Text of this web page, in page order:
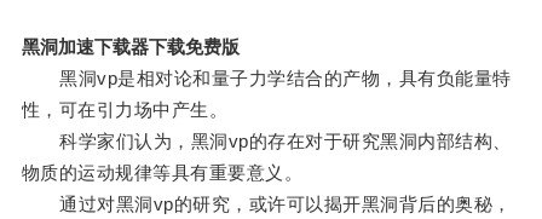
黑洞加速下载器下载免费版
黑洞vp是相对论和量子力学结合的产物，具有负能量特
性，可在引力场中产生。
科学家们认为，黑洞vp的存在对于研究黑洞内部结构、
物质的运动规律等具有重要意义。
通过对黑洞vp的研究，或许可以揭开黑洞背后的奥秘，